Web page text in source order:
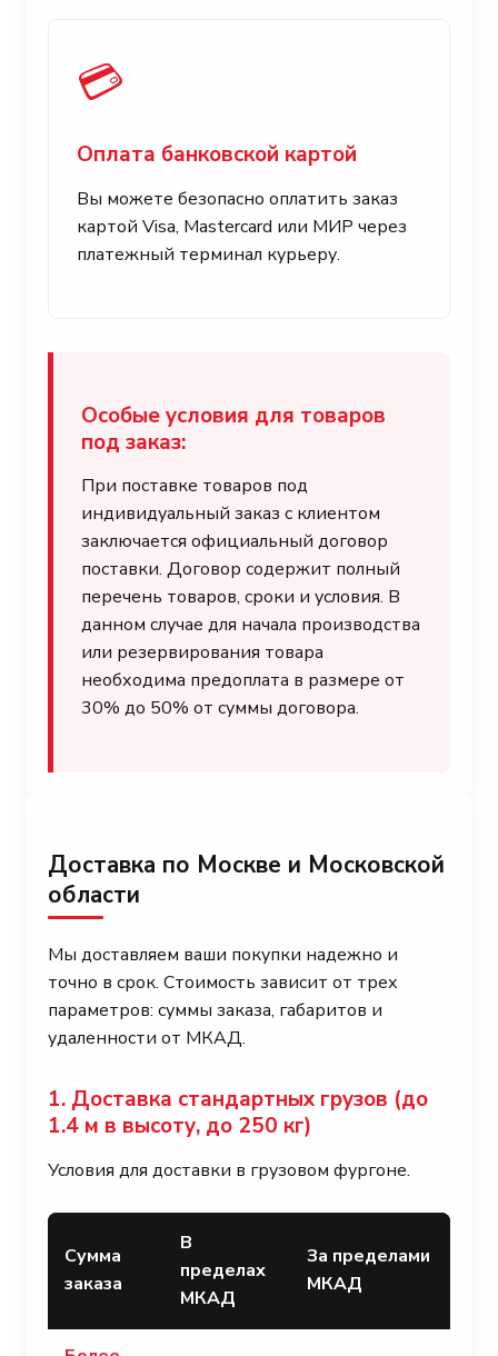
💳
Оплата банковской картой
Вы можете безопасно оплатить заказ
картой Visa, Mastercard или МИР через
платежный терминал курьеру.
Особые условия для товаров
под заказ:
При поставке товаров под
индивидуальный заказ с клиентом
заключается официальный договор
поставки. Договор содержит полный
перечень товаров, сроки и условия. В
данном случае для начала производства
или резервирования товара
необходима предоплата в размере от
30% до 50% от суммы договора.
Доставка по Москве и Московской
области
Мы доставляем ваши покупки надежно и
точно в срок. Стоимость зависит от трех
параметров: суммы заказа, габаритов и
удаленности от МКАД.
1. Доставка стандартных грузов (до
1.4 м в высоту, до 250 кг)
Условия для доставки в грузовом фургоне.
Сумма
заказа
В
пределах
МКАД
За пределами
МКАД